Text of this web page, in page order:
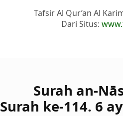
Tafsir Al Qur’an Al
Dari Situs:
Surah an-
Surah ke-114. 6